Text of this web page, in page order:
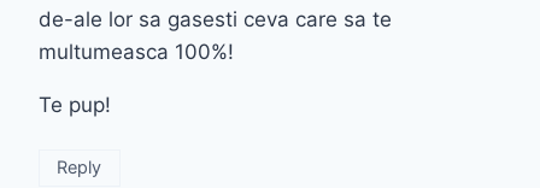
de-ale lor sa gasesti ceva care sa te
multumeasca 100%!
Te pup!
Reply